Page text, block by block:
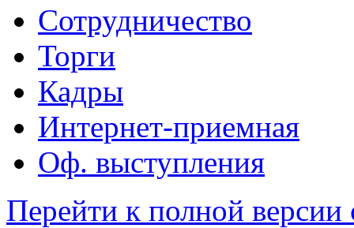
Сотрудничество
Торги
Кадры
Интернет-приемная
Оф. выступления
Перейти к полной версии